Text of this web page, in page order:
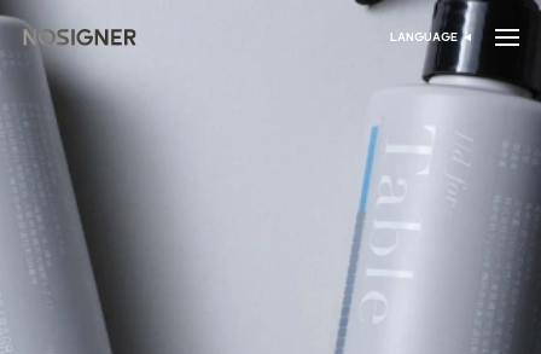
דף הבית בחר שפה
LANGUAGE